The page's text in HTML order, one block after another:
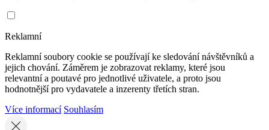
Reklamní
Reklamní soubory cookie se používají ke sledování návštěvníků a
jejich chování. Záměrem je zobrazovat reklamy, které jsou
relevantní a poutavé pro jednotlivé uživatele, a proto jsou
hodnotnější pro vydavatele a inzerenty třetích stran.
Více informací Souhlasím